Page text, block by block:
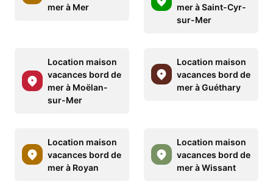
mer à Mer
mer à Saint-Cyr-
sur-Mer
Location maison
vacances bord de
mer à Moëlan-
sur-Mer
Location maison
vacances bord de
mer à Guéthary
Location maison
vacances bord de
mer à Royan
Location maison
vacances bord de
mer à Wissant